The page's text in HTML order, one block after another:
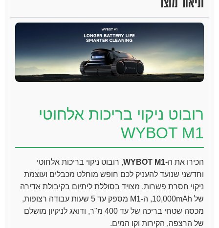
תיאור מוצר
רובוט ניקוי בריכות אלחוטי
WYBOT M1
הכירו את ה-WYBOT M1, רובוט ניקוי בריכות אלחוטי
וחדשני שנועד להעניק לכם חופש מוחלט מכבלים ועוצמת
ניקוי חסרת פשרות. מצויד בסוללת ליתיום בקיבולת אדירה
של 10,000mAh, ה-M1 מספק עד 5 שעות עבודה רצופות,
מכסה שטחי בריכה של עד 400 מ"ר, ודואג לניקיון מושלם
של הרצפה, הקירות וקו המים.